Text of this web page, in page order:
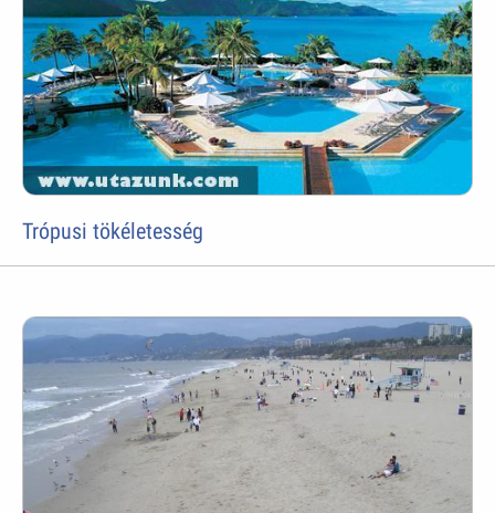
Trópusi tökéletesség